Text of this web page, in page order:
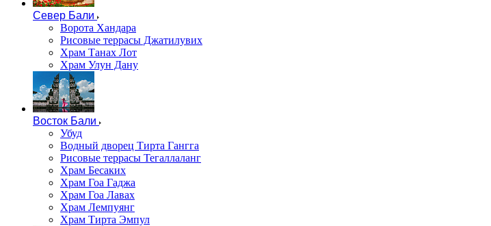
Север Бали
Ворота Хандара
Рисовые террасы Джатилувих
Храм Танах Лот
Храм Улун Дану
Восток Бали
Убуд
Водный дворец Тирта Гангга
Рисовые террасы Тегаллаланг
Храм Бесаких
Храм Гоа Гаджа
Храм Гоа Лавах
Храм Лемпуянг
Храм Тирта Эмпул